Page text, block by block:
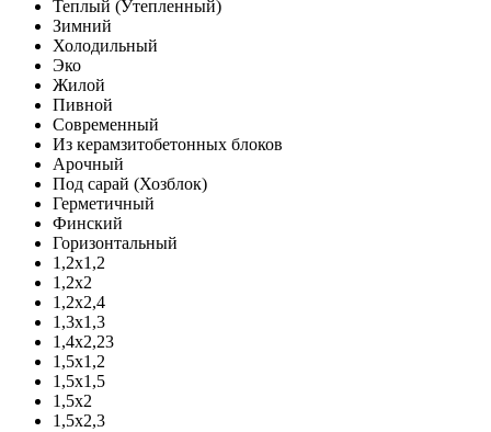
Теплый (Утепленный)
Зимний
Холодильный
Эко
Жилой
Пивной
Современный
Из керамзитобетонных блоков
Арочный
Под сарай (Хозблок)
Герметичный
Финский
Горизонтальный
1,2х1,2
1,2х2
1,2х2,4
1,3х1,3
1,4х2,23
1,5х1,2
1,5х1,5
1,5х2
1,5х2,3